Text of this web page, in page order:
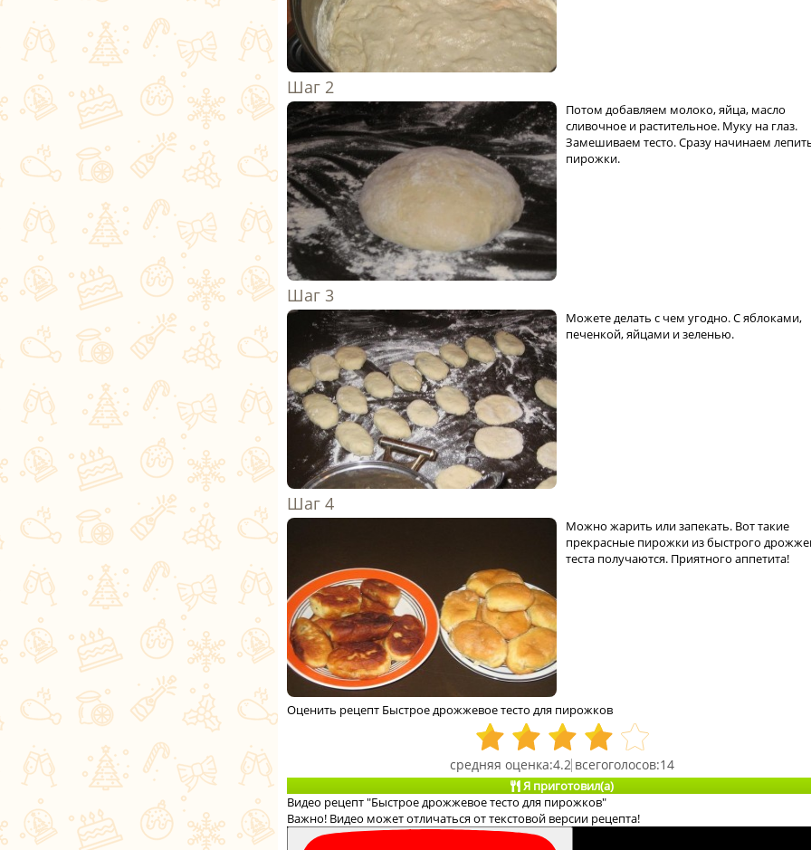
Потом добавляем молоко, яйца, масло
сливочное и растительное. Муку на глаз.
Замешиваем тесто. Сразу начинаем
пирожки.
Можете делать с чем угодно. С яблоками,
печенкой, яйцами и зеленью.
Можно жарить или запекать. Вот такие
прекрасные пирожки из быстрого
теста получаются. Приятного аппетита!
Оценить рецепт Быстрое дрожжевое тесто для пирожков
4.2 14
Я приготовил(а)
Видео рецепт "Быстрое дрожжевое тесто для пирожков"
Важно! Видео может отличаться от текстовой версии рецепта!